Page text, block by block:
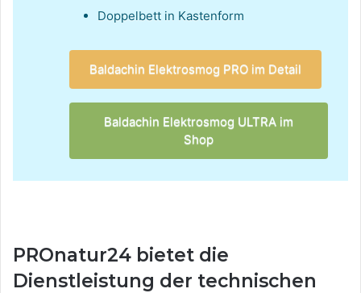
Doppelbett in Kastenform
Baldachin Elektrosmog PRO im Detail
Baldachin Elektrosmog ULTRA im
Shop
PROnatur24 bietet die
Dienstleistung der technischen